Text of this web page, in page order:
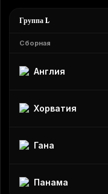
Группа L
Сборная
Англия
Хорватия
Гана
Панама